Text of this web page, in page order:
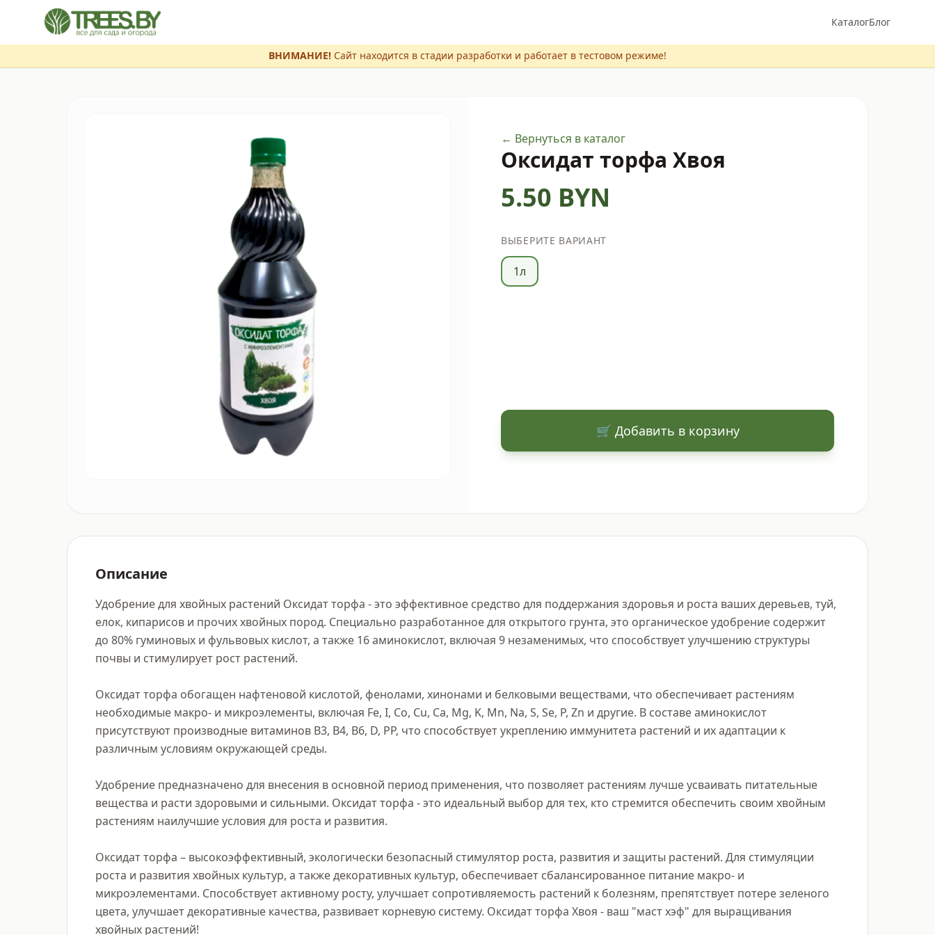
КаталогБлог
ВНИМАНИЕ! Сайт находится в стадии разработки и работает в тестовом режиме!
← Вернуться в каталог
Оксидат торфа Хвоя
5.50 BYN
ВЫБЕРИТЕ ВАРИАНТ
1л
🛒 Добавить в корзину
Описание
Удобрение для хвойных растений Оксидат торфа - это эффективное средство для поддержания здоровья и роста ваших деревьев, туй,
елок, кипарисов и прочих хвойных пород. Специально разработанное для открытого грунта, это органическое удобрение содержит
до 80% гуминовых и фульвовых кислот, а также 16 аминокислот, включая 9 незаменимых, что способствует улучшению структуры
почвы и стимулирует рост растений.
Оксидат торфа обогащен нафтеновой кислотой, фенолами, хинонами и белковыми веществами, что обеспечивает растениям
необходимые макро- и микроэлементы, включая Fe, I, Co, Cu, Ca, Mg, K, Mn, Na, S, Se, P, Zn и другие. В составе аминокислот
присутствуют производные витаминов B3, B4, B6, D, PP, что способствует укреплению иммунитета растений и их адаптации к
различным условиям окружающей среды.
Удобрение предназначено для внесения в основной период применения, что позволяет растениям лучше усваивать питательные
вещества и расти здоровыми и сильными. Оксидат торфа - это идеальный выбор для тех, кто стремится обеспечить своим хвойным
растениям наилучшие условия для роста и развития.
Оксидат торфа – высокоэффективный, экологически безопасный стимулятор роста, развития и защиты растений. Для стимуляции
роста и развития хвойных культур, а также декоративных культур, обеспечивает сбалансированное питание макро- и
микроэлементами. Способствует активному росту, улучшает сопротивляемость растений к болезням, препятствует потере зеленого
цвета, улучшает декоративные качества, развивает корневую систему. Оксидат торфа Хвоя - ваш "маст хэф" для выращивания
хвойных растений!